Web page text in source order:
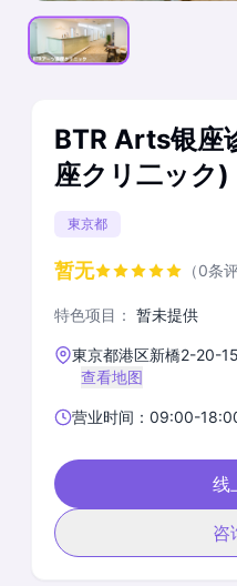
BTR Arts银座
座クリ二ック)
東京都
暂无 （0条
特色项目： 暂未提供
東京都港区新橋2-20-
查看地图
营业时间：09:00-
线
咨